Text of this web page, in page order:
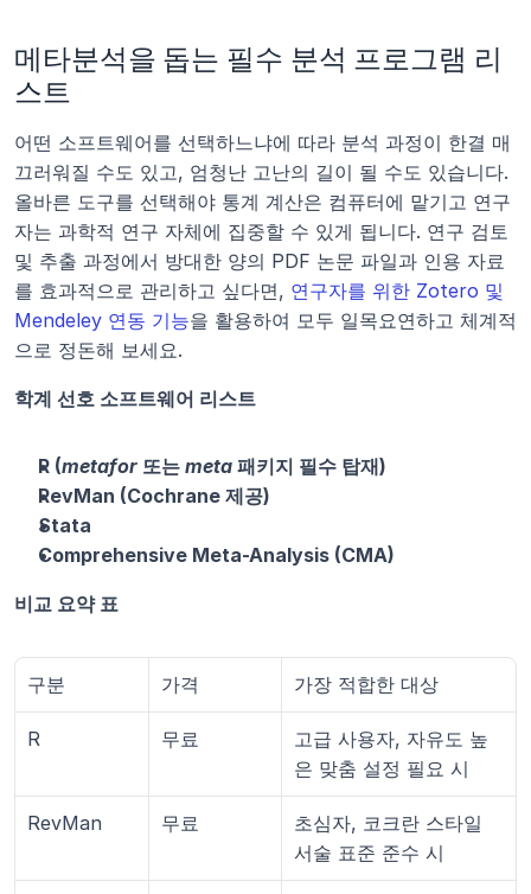
메타분석을 돕는 필수 분석 프로그램 리
스트
어떤 소프트웨어를 선택하느냐에 따라 분석 과정이 한결 매
끄러워질 수도 있고, 엄청난 고난의 길이 될 수도 있습니다.
올바른 도구를 선택해야 통계 계산은 컴퓨터에 맡기고 연구
자는 과학적 연구 자체에 집중할 수 있게 됩니다. 연구 검토
및 추출 과정에서 방대한 양의 PDF 논문 파일과 인용 자료
를 효과적으로 관리하고 싶다면, 연구자를 위한 Zotero 및
Mendeley 연동 기능을 활용하여 모두 일목요연하고 체계적
으로 정돈해 보세요.
학계 선호 소프트웨어 리스트
R (metafor 또는 meta 패키지 필수 탑재)
RevMan (Cochrane 제공)
Stata
Comprehensive Meta-Analysis (CMA)
비교 요약 표
구분 가격 가장 적합한 대상
R 무료
고급 사용자, 자유도 높
은 맞춤 설정 필요 시
RevMan 무료
초심자, 코크란 스타일
서술 표준 준수 시